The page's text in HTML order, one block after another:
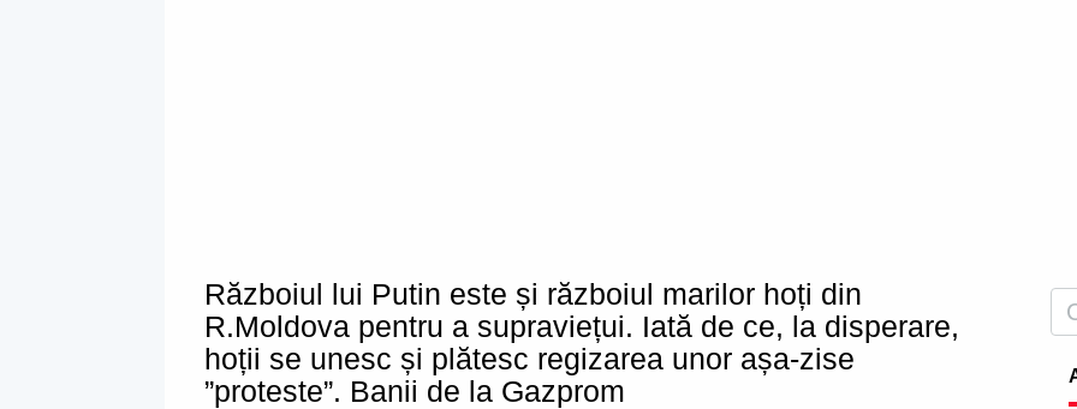
Războiul lui Putin este și războiul marilor hoți din
R.Moldova pentru a supraviețui. Iată de ce, la disperare,
hoții se unesc și plătesc regizarea unor așa-zise
”proteste”. Banii de la Gazprom